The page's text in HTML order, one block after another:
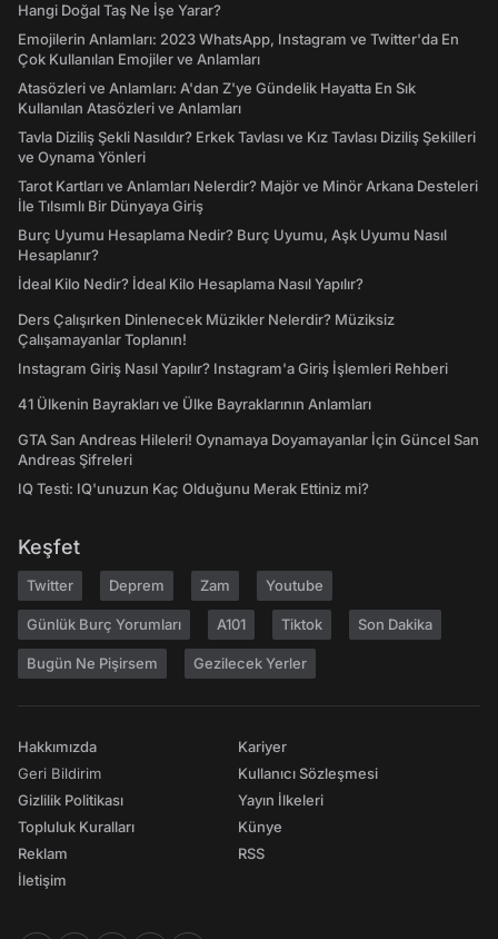
Hangi Doğal Taş Ne İşe Yarar?
Emojilerin Anlamları: 2023 WhatsApp, Instagram ve Twitter'da En
Çok Kullanılan Emojiler ve Anlamları
Atasözleri ve Anlamları: A'dan Z'ye Gündelik Hayatta En Sık
Kullanılan Atasözleri ve Anlamları
Tavla Diziliş Şekli Nasıldır? Erkek Tavlası ve Kız Tavlası Diziliş Şekilleri
ve Oynama Yönleri
Tarot Kartları ve Anlamları Nelerdir? Majör ve Minör Arkana Desteleri
İle Tılsımlı Bir Dünyaya Giriş
Burç Uyumu Hesaplama Nedir? Burç Uyumu, Aşk Uyumu Nasıl
Hesaplanır?
İdeal Kilo Nedir? İdeal Kilo Hesaplama Nasıl Yapılır?
Ders Çalışırken Dinlenecek Müzikler Nelerdir? Müziksiz
Çalışamayanlar Toplanın!
Instagram Giriş Nasıl Yapılır? Instagram'a Giriş İşlemleri Rehberi
41 Ülkenin Bayrakları ve Ülke Bayraklarının Anlamları
GTA San Andreas Hileleri! Oynamaya Doyamayanlar İçin Güncel San
Andreas Şifreleri
IQ Testi: IQ'unuzun Kaç Olduğunu Merak Ettiniz mi?
Keşfet
Twitter Deprem Zam Youtube
Günlük Burç Yorumları A101 Tiktok Son Dakika
Bugün Ne Pişirsem Gezilecek Yerler
Hakkımızda
Geri Bildirim
Gizlilik Politikası
Topluluk Kuralları
Reklam
İletişim
Kariyer
Kullanıcı Sözleşmesi
Yayın İlkeleri
Künye
RSS